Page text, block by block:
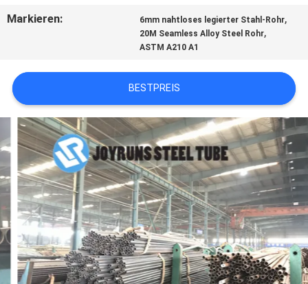
EIN
ZITAT
SEITENVERZEICHNIS
DATENSCHUTZ-
BESTIMMUNGEN
Markieren: 6mm nahtloses legierter Stahl-Rohr,
20M Seamless Alloy Steel Rohr,
ASTM A210 A1
BESTPREIS